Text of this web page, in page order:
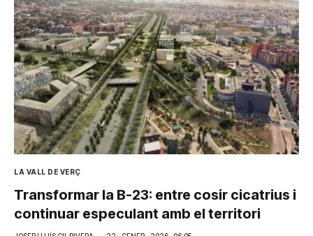
LA VALL DE VERÇ
Transformar la B-23: entre cosir cicatrius i
continuar especulant amb el territori